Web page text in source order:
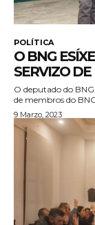
POLÍTICA
O BNG
SERVIZO
O deputado do
de membros do
9 Marzo, 2023